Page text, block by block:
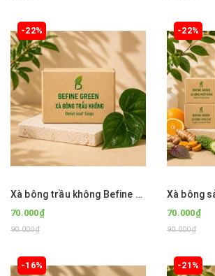
-22%
Xà bông trầu không Befine Green
70.000₫
90.000₫
-22%
70.000₫
90.000₫
-16% -21%